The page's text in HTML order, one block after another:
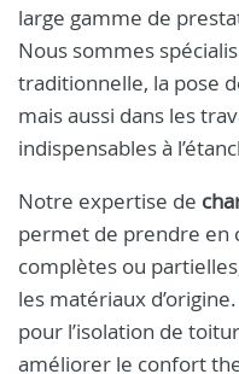
large gamme de
Nous sommes
traditionnelle, la pose
mais aussi dans les
indispensables à
Notre expertise de
permet de prendre en
complètes ou
les matériaux
pour l’isolation de
améliorer le confort